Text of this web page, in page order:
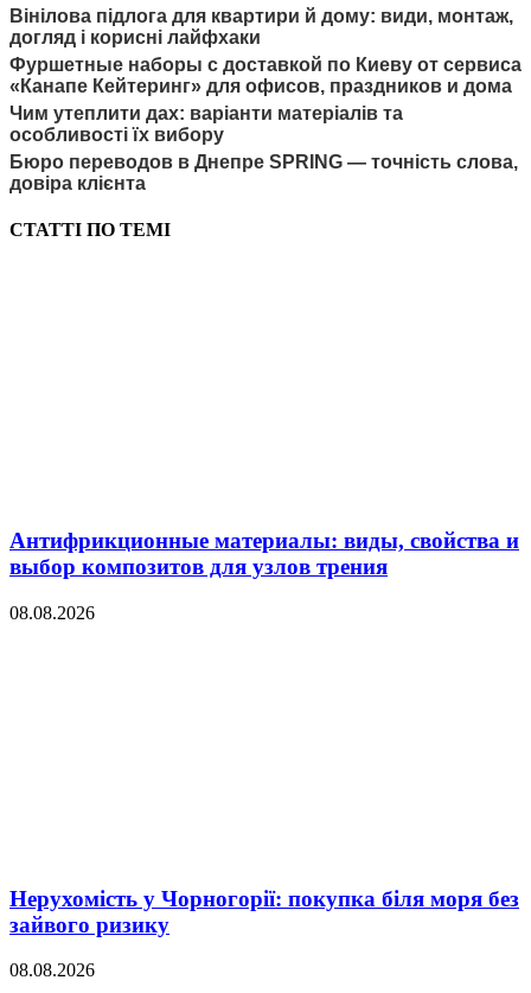
Вінілова підлога для квартири й дому: види, монтаж,
догляд і корисні лайфхаки
Фуршетные наборы с доставкой по Киеву от сервиса
«Канапе Кейтеринг» для офисов, праздников и дома
Чим утеплити дах: варіанти матеріалів та
особливості їх вибору
Бюро переводов в Днепре SPRING — точність слова,
довіра клієнта
СТАТТІ ПО ТЕМІ
Антифрикционные материалы: виды, свойства и
выбор композитов для узлов трения
08.08.2026
Нерухомість у Чорногорії: покупка біля моря без
зайвого ризику
08.08.2026